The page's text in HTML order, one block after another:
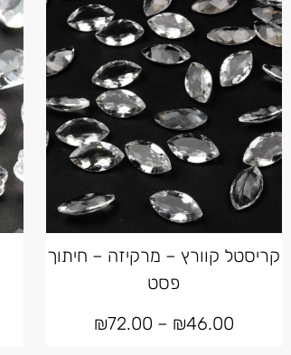
קריסטל קוורץ – מרקיזה – חיתוך
פסט
₪46.00
–
₪72.00